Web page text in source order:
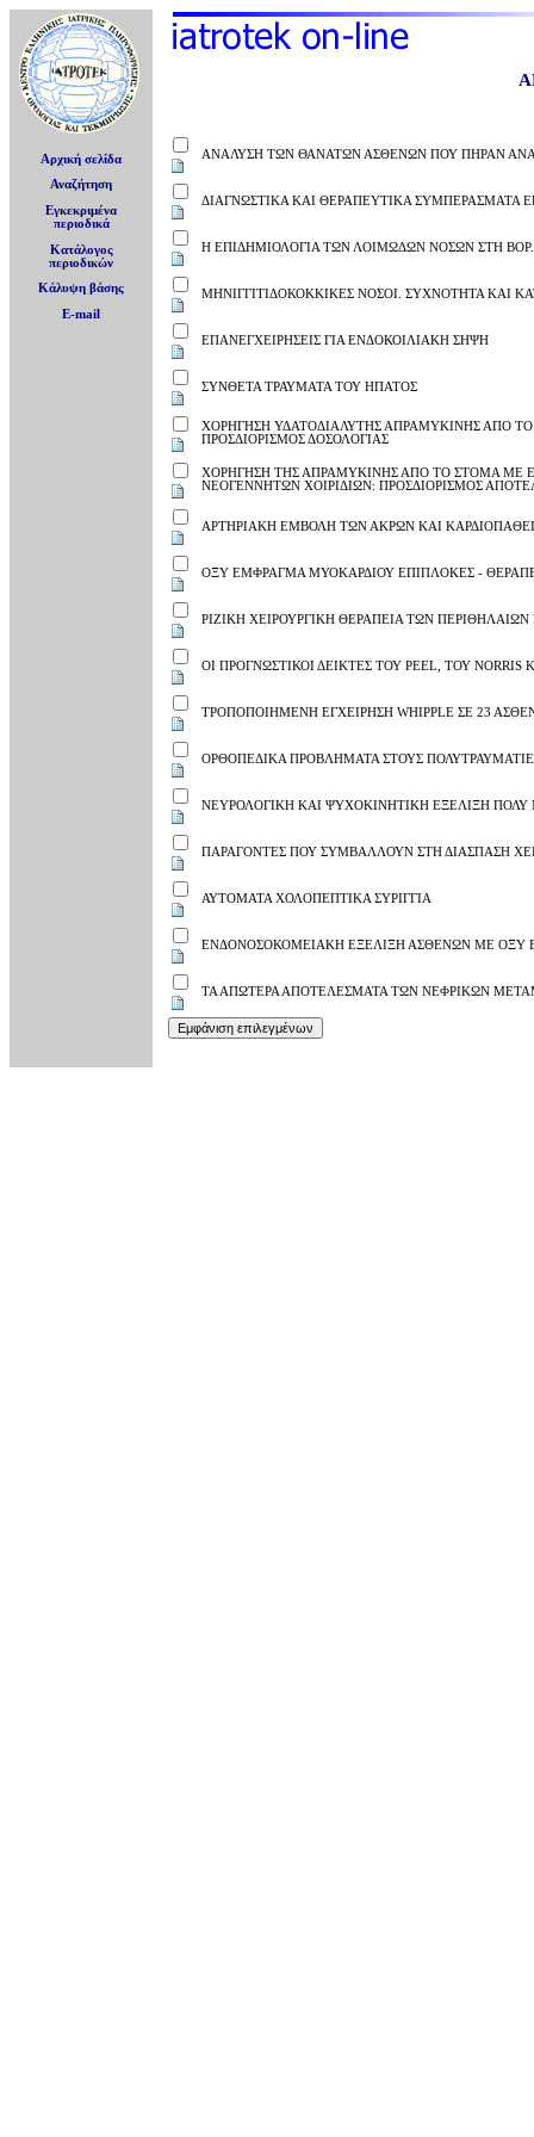
Αρχική σελίδα
Αναζήτηση
Εγκεκριμένα
περιοδικά
Κατάλογος
περιοδικών
Κάλυψη βάσης
E-mail
ΑΝΑΛΥΣΗ ΤΩΝ ΘΑΝΑΤΩΝ ΑΣΘΕΝΩΝ ΠΟΥ ΠΗΡΑΝ
ΔΙΑΓΝΩΣΤΙΚΑ ΚΑΙ ΘΕΡΑΠΕΥΤΙΚΑ ΣΥΜΠΕΡΑΣΜΑΤΑ
Η ΕΠΙΔΗΜΙΟΛΟΓΙΑ ΤΩΝ ΛΟΙΜΩΔΩΝ ΝΟΣΩΝ ΣΤΗ ΒΟΡ.
ΜΗΝΙΓΓΙΤΙΔΟΚΟΚΚΙΚΕΣ ΝΟΣΟΙ. ΣΥΧΝΟΤΗΤΑ ΚΑΙ
ΕΠΑΝΕΓΧΕΙΡΗΣΕΙΣ ΓΙΑ ΕΝΔΟΚΟΙΛΙΑΚΗ ΣΗΨΗ
ΣΥΝΘΕΤΑ ΤΡΑΥΜΑΤΑ ΤΟΥ ΗΠΑΤΟΣ
ΧΟΡΗΓΗΣΗ ΥΔΑΤΟΔΙΑΛΥΤΗΣ ΑΠΡΑΜΥΚΙΝΗΣ ΑΠΟ ΤΟ
ΠΡΟΣΔΙΟΡΙΣΜΟΣ ΔΟΣΟΛΟΓΙΑΣ
ΧΟΡΗΓΗΣΗ ΤΗΣ ΑΠΡΑΜΥΚΙΝΗΣ ΑΠΟ ΤΟ ΣΤΟΜΑ ΜΕ
ΝΕΟΓΕΝΝΗΤΩΝ ΧΟΙΡΙΔΙΩΝ: ΠΡΟΣΔΙΟΡΙΣΜΟΣ
ΑΡΤΗΡΙΑΚΗ ΕΜΒΟΛΗ ΤΩΝ ΑΚΡΩΝ ΚΑΙ
ΟΞΥ ΕΜΦΡΑΓΜΑ ΜΥΟΚΑΡΔΙΟΥ ΕΠΙΠΛΟΚΕΣ -
ΡΙΖΙΚΗ ΧΕΙΡΟΥΡΓΙΚΗ ΘΕΡΑΠΕΙΑ ΤΩΝ
ΟΙ ΠΡΟΓΝΩΣΤΙΚΟΙ ΔΕΙΚΤΕΣ ΤΟΥ PEEL, ΤΟΥ
ΤΡΟΠΟΠΟΙΗΜΕΝΗ ΕΓΧΕΙΡΗΣΗ WHIPPLE ΣΕ 23
ΟΡΘΟΠΕΔΙΚΑ ΠΡΟΒΛΗΜΑΤΑ ΣΤΟΥΣ
ΝΕΥΡΟΛΟΓΙΚΗ ΚΑΙ ΨΥΧΟΚΙΝΗΤΙΚΗ ΕΞΕΛΙΞΗ ΠΟΛΥ
ΠΑΡΑΓΟΝΤΕΣ ΠΟΥ ΣΥΜΒΑΛΛΟΥΝ ΣΤΗ ΔΙΑΣΠΑΣΗ
ΑΥΤΟΜΑΤΑ ΧΟΛΟΠΕΠΤΙΚΑ ΣΥΡΙΓΓΙΑ
ΕΝΔΟΝΟΣΟΚΟΜΕΙΑΚΗ ΕΞΕΛΙΞΗ ΑΣΘΕΝΩΝ ΜΕ ΟΞΥ
ΤΑ ΑΠΩΤΕΡΑ ΑΠΟΤΕΛΕΣΜΑΤΑ ΤΩΝ ΝΕΦΡΙΚΩΝ